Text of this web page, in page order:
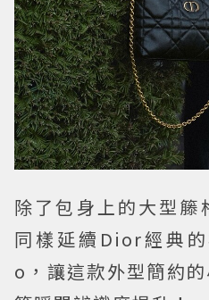
除了包身上的大型籐
同樣延續Dior經典
o，讓這款外型簡約